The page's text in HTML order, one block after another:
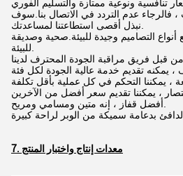
تنافسية ونوعية ممتازة والتسليم الفوري
، فالرجاء عدم التردد في الاتصال بنا.سوف
التصاميم وجيدة للبيئة.صحية وصديقة
، يمكننا التحكم في كل عملية بأقل تكلفة
7. معدات إنتاج واختبار المنتج